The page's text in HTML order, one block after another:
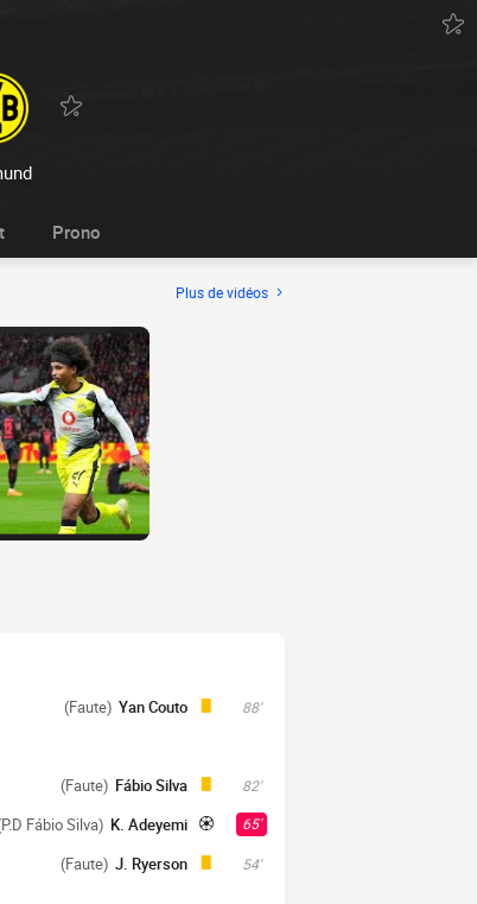
Prono
Plus de vidéos
88'
Yan Couto
(Faute)
82'
Fábio Silva
(Faute)
65'
K. Adeyemi
Fábio Silva)
54'
J. Ryerson
(Faute)